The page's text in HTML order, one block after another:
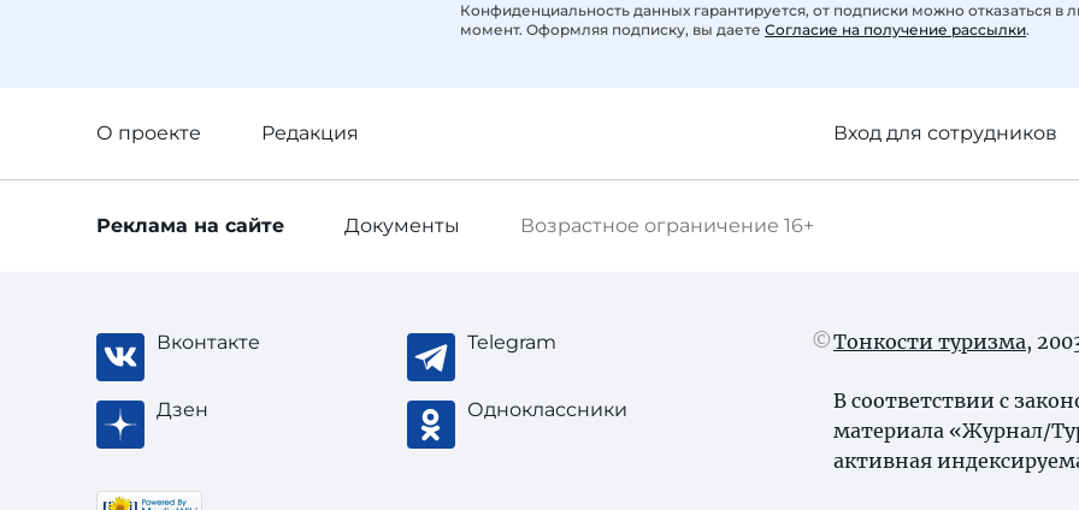
Конфиденциальность данных гарантируется, от подписки можно отказаться в
момент. Оформляя подписку, вы даете Согласие на получение рассылки.
О проекте Редакция Вход для сотрудников
Возрастное ограничение 16+
Реклама на сайте Документы
Вконтакте Telegram
Дзен Одноклассники
Тонкости туризма,
В соответствии с
материала «Журнал/
активная